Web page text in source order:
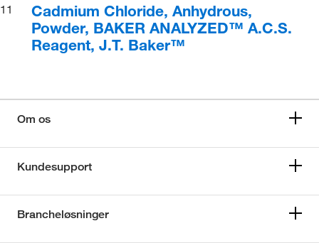
11
Cadmium Chloride, Anhydrous,
Powder, BAKER ANALYZED™ A.C.S.
Reagent, J.T. Baker™
Om os
Kundesupport
Brancheløsninger